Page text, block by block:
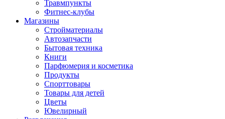
Травмпункты
Фитнес-клубы
Магазины
Стройматериалы
Автозапчасти
Бытовая техника
Книги
Парфюмерия и косметика
Продукты
Спорттовары
Товары для детей
Цветы
Ювелирный